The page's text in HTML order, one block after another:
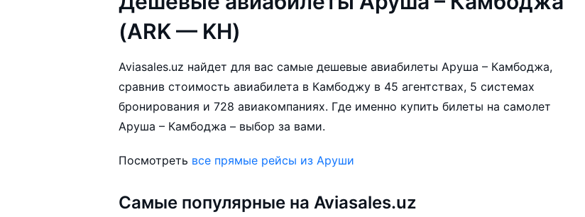
(ARK — KH)
Aviasales.uz найдет для вас самые дешевые авиабилеты Аруша – Камбоджа,
сравнив стоимость авиабилета в Камбоджу в 45 агентствах, 5 системах
бронирования и 728 авиакомпаниях. Где именно купить билеты на самолет
Аруша – Камбоджа – выбор за вами.
Посмотреть все прямые рейсы из Аруши
Самые популярные на Aviasales.uz